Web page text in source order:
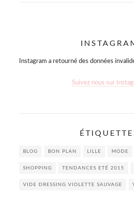
publications
Instagram a retourné des données
Suivez nous sur
BLOG BON PLAN LILLE MODE
SHOPPING TENDANCES ETÉ 2015
VIDE DRESSING VIOLETTE SAUVAGE